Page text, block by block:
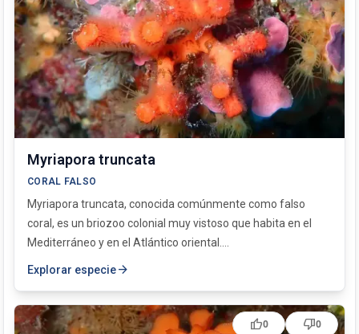
Myriapora truncata
CORAL FALSO
Myriapora truncata, conocida comúnmente como falso
coral, es un briozoo colonial muy vistoso que habita en el
Mediterráneo y en el Atlántico oriental....
Explorar especiearrow_forward
thumb_up0 thumb_down0